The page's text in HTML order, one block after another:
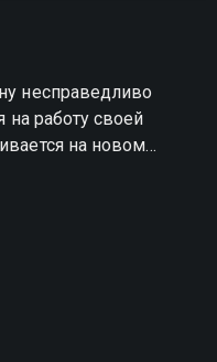
несправедливо
на работу своей
на новом
шантажа и
Плохие банки
в хорошем HD